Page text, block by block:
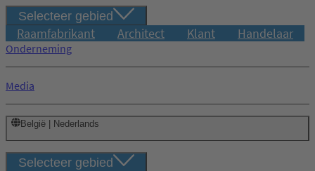
Selecteer gebied
Raamfabrikant Architect Klant Handelaar
Onderneming
Media
België | Nederlands
Selecteer gebied